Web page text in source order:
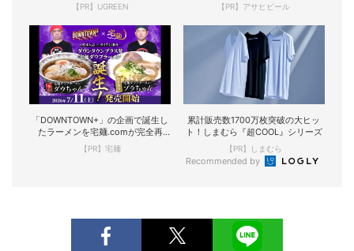
【PR】UGREEN 【PR】アサヒビール
「DOWNTOWN+」の企画で誕生し
たラーメンを宅麺.comが完全再
現！
【PR】宅麺
累計販売数1700万枚突破の大ヒッ
ト！しまむら『超COOL』シリーズ
【PR】しまむら
Recommended by